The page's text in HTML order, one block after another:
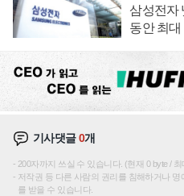
삼성전자
동안 최
기사댓글0개
200자까지 쓰실 수 있습니다. (현재 0 byte / 최
저작권 등 다른 사람의 권리를 침해하거나
를 받을 수 있습니다.